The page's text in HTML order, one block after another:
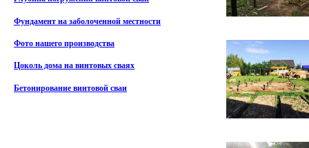
Фундамент на заболоченной местности
Фото нашего производства
Цоколь дома на винтовых сваях
Бетонирование винтовой сваи